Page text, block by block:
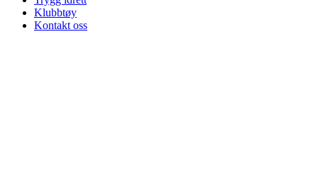
Klubbtøy
Kontakt oss